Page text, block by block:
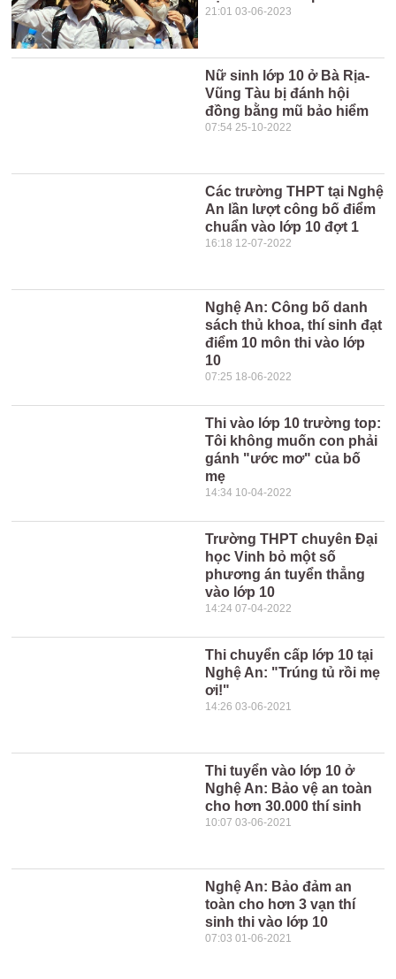
21:01 03-06-2023
Nữ sinh lớp 10 ở Bà Rịa-
Vũng Tàu bị đánh hội
đồng bằng mũ bảo hiểm
07:54 25-10-2022
Các trường THPT tại Nghệ
An lần lượt công bố điểm
chuẩn vào lớp 10 đợt 1
16:18 12-07-2022
Nghệ An: Công bố danh
sách thủ khoa, thí sinh đạt
điểm 10 môn thi vào lớp
10
07:25 18-06-2022
Thi vào lớp 10 trường top:
Tôi không muốn con phải
gánh "ước mơ" của bố
mẹ
14:34 10-04-2022
Trường THPT chuyên Đại
học Vinh bỏ một số
phương án tuyển thẳng
vào lớp 10
14:24 07-04-2022
Thi chuyển cấp lớp 10 tại
Nghệ An: "Trúng tủ rồi mẹ
ơi!"
14:26 03-06-2021
Thi tuyển vào lớp 10 ở
Nghệ An: Bảo vệ an toàn
cho hơn 30.000 thí sinh
10:07 03-06-2021
Nghệ An: Bảo đảm an
toàn cho hơn 3 vạn thí
sinh thi vào lớp 10
07:03 01-06-2021